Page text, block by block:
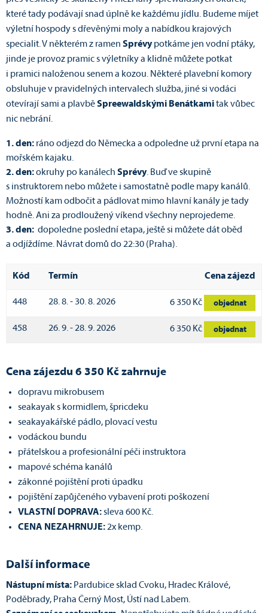
které tady podávají snad úplně ke každému jídlu. Budeme míjet
výletní hospody s dřevěnými moly a nabídkou krajových
specialit. V některém z ramen Sprévypotkáme jen vodní ptáky,
jinde je provoz pramic s výletníky a klidně můžete potkat
i pramici naloženou senem a kozou. Některé plavební komory
obsluhuje v pravidelných intervalech služba, jiné si vodáci
otevírají sami a plavběSpreewaldskými Benátkamitak vůbec
nic nebrání.
1. den: ráno odjezd do Německa a odpoledne už první etapa na
mořském kajaku.
2. den:okruhy po kanálech Sprévy. Buď ve skupině
s instruktorem nebo můžete i samostatně podle mapy kanálů.
Možností kam odbočit a pádlovat mimo hlavní kanály je tady
hodně. Ani za prodloužený víkend všechny neprojedeme.
3. den: dopoledne poslední etapa, ještě si můžete dát oběd
a odjíždíme. Návrat domů do 22:30 (Praha).
Kód Termín Cena zájezd
448 28. 8. - 30. 8. 2026 6 350 Kč objednat
458 26. 9. - 28. 9. 2026 6 350 Kč objednat
Cena zájezdu 6 350 Kč zahrnuje
dopravu mikrobusem
seakayak s kormidlem, špricdeku
seakayakářské pádlo, plovací vestu
vodáckou bundu
přátelskou a profesionální péči instruktora
mapové schéma kanálů
zákonné pojištění proti úpadku
pojištění zapůjčeného vybavení proti poškození
VLASTNÍ DOPRAVA:sleva 600 Kč.
CENA NEZAHRNUJE:2x kemp.
Další informace
Nástupní místa: Pardubice sklad Cvoku, Hradec Králové,
Poděbrady, Praha Černý Most, Ústí nad Labem.